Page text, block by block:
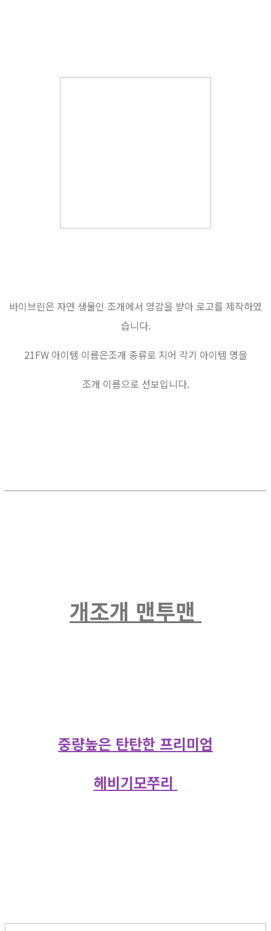
바이브린은 자연 생물인 조개에서 영감을 받아 로고를 제작하였
습니다.
21FW 아이템 이름은조개 종류로 지어 각기 아이템 명을
조개 이름으로 선보입니다.
개조개 맨투맨
중량높은 탄탄한 프리미엄
헤비기모쭈리